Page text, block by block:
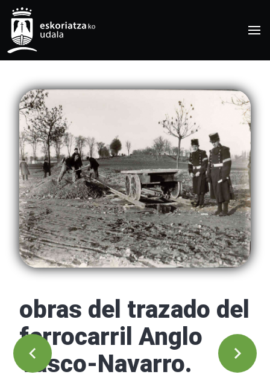
obras del trazado del
ferrocarril Anglo
Vasco-Navarro.